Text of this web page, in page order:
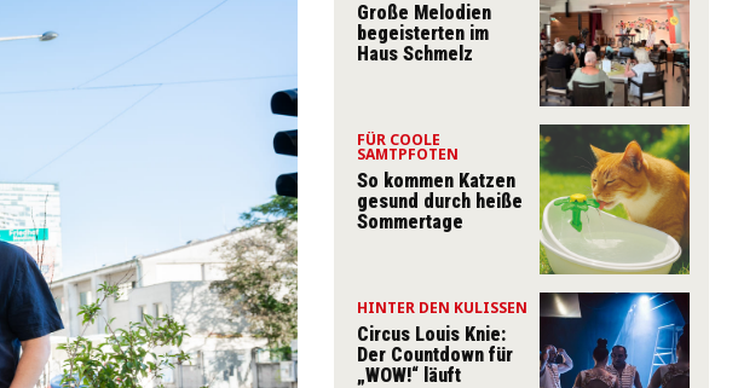
Große Melodien
begeisterten im
Haus Schmelz
FÜR COOLE
SAMTPFOTEN
So kommen Katzen
gesund durch heiße
Sommertage
HINTER DEN KULISSEN
Circus Louis Knie:
Der Countdown für
„WOW!“ läuft